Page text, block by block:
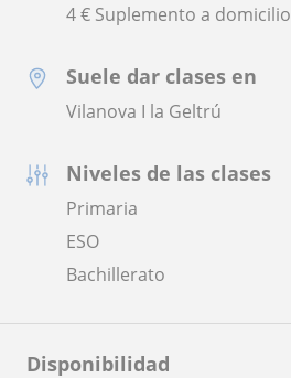
4 € Suplemento a domicilio
Suele dar clases en
Vilanova I la Geltrú
Niveles de las clases
Primaria
ESO
Bachillerato
Disponibilidad